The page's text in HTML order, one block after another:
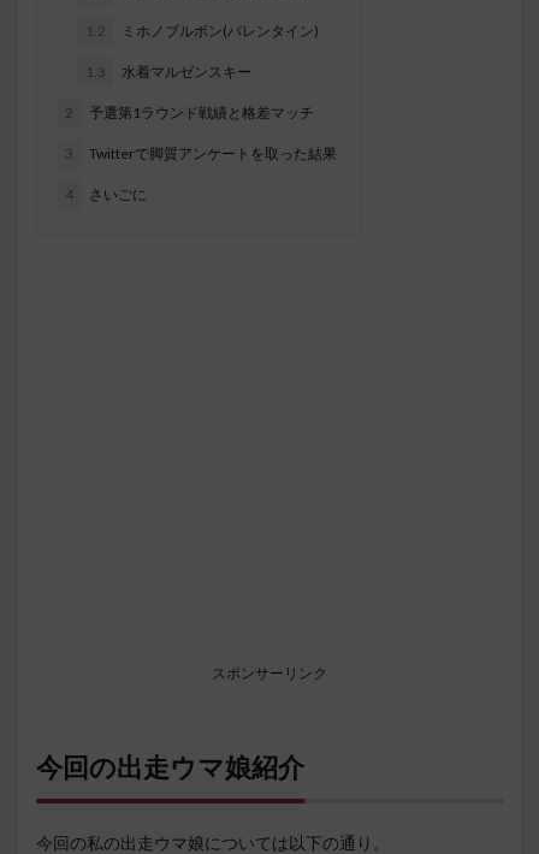
1.2 ミホノブルボン(バレンタイン)
1.3 水着マルゼンスキー
2 予選第1ラウンド戦績と格差マッチ
3 Twitterで脚質アンケートを取った結果
4 さいごに
スポンサーリンク
今回の出走ウマ娘紹介
今回の私の出走ウマ娘については以下の通り。